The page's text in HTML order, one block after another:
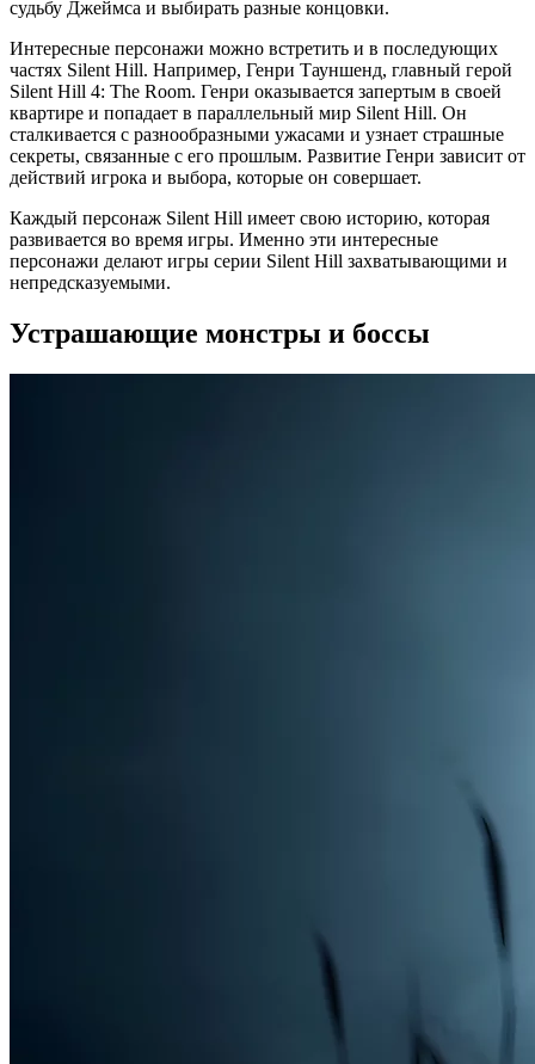
судьбу Джеймса и выбирать разные концовки.
Интересные персонажи можно встретить и в последующих
частях Silent Hill. Например, Генри Тауншенд, главный герой
Silent Hill 4: The Room. Генри оказывается запертым в своей
квартире и попадает в параллельный мир Silent Hill. Он
сталкивается с разнообразными ужасами и узнает страшные
секреты, связанные с его прошлым. Развитие Генри зависит от
действий игрока и выбора, которые он совершает.
Каждый персонаж Silent Hill имеет свою историю, которая
развивается во время игры. Именно эти интересные
персонажи делают игры серии Silent Hill захватывающими и
непредсказуемыми.
Устрашающие монстры и боссы